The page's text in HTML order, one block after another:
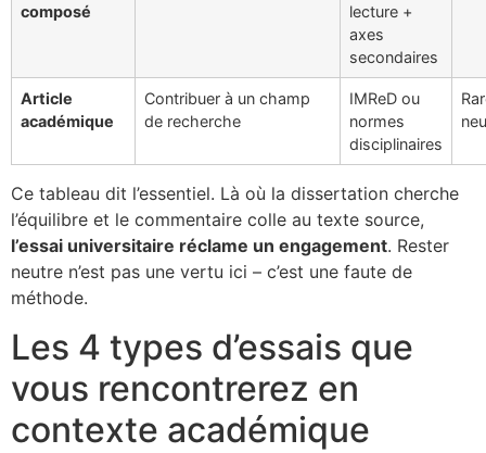
composé
lecture +
axes
secondaires
Article
académique
Contribuer à un champ
de recherche
IMReD ou
normes
disciplinaires
Ce tableau dit l’essentiel. Là où la dissertation cherche
l’équilibre et le commentaire colle au texte source,
l’essai universitaire réclame un engagement. Rester
neutre n’est pas une vertu ici – c’est une faute de
méthode.
Les 4 types d’essais que
vous rencontrerez en
contexte académique